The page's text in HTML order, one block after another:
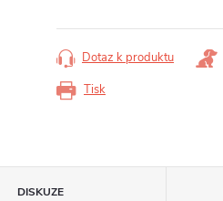
Tisk
Dotaz k produktu
DISKUZE